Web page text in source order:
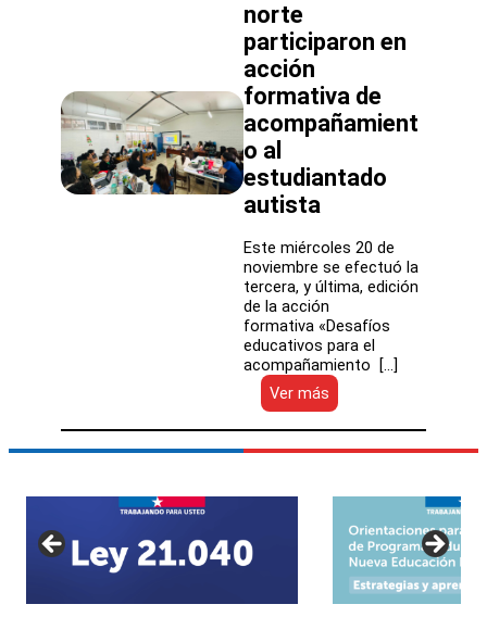
pedagógica
norte
participaron en
acción
formativa de
acompañamient
o al
estudiantado
autista
Este miércoles 20 de
noviembre se efectuó la
tercera, y última, edición
de la acción
formativa «Desafíos
educativos para el
acompañamiento […]
Ver más
Los
SLEP
de
norte
participaron
acción
formativa